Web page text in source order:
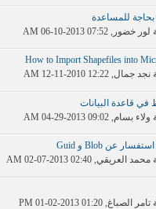
بحاجة للمساعدة
لور خضور
How to Import Shapefiles into
نجد جمال‏, 12-11-2010 12:22 AM
قاعدة البيانات
ولاء بسام
استفسار عن Blob و Guid
محمد العريقي‏, 02-07-2013 02:40 AM
تامر الصباغ